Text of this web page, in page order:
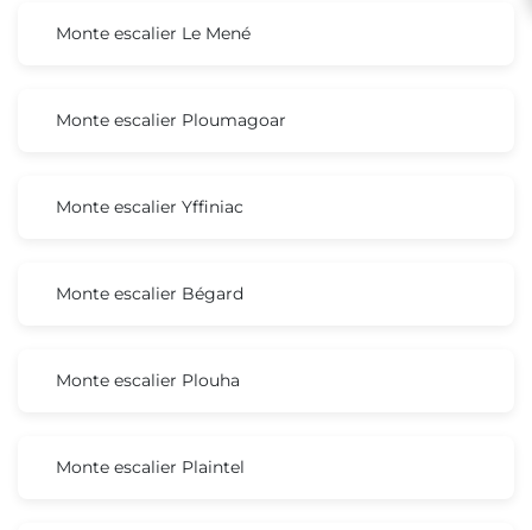
Monte escalier Le Mené
Monte escalier Ploumagoar
Monte escalier Yffiniac
Monte escalier Bégard
Monte escalier Plouha
Monte escalier Plaintel